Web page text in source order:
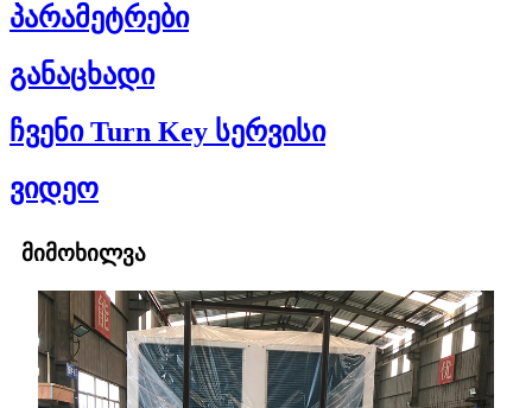
პარამეტრები
განაცხადი
ჩვენი Turn Key სერვისი
ვიდეო
მიმოხილვა